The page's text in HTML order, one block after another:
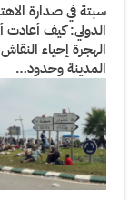
سبتة في صدارة
الدولي: كيف أعادت
الهجرة إحياء
المدينة وحدود…